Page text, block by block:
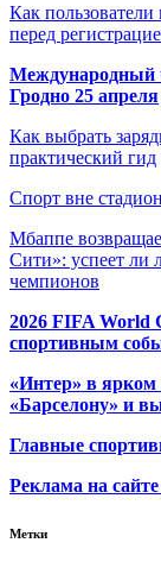
Как
перед
Международный
Гродно 25 апреля
Как выбрать
практический гид
Спорт вне
Мбаппе
Сити»: успеет ли
чемпионов
2026 FIFA World
спортивным
«Интер» в
«Барселону» и
Главные
Реклама на
Метки